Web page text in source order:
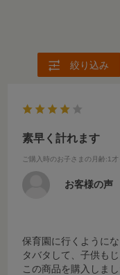
絞り込み
素早く計れます
ご購入時のお子さまの月齢:1才
お客様の声
保育園に行くように
タバタして、子供も
この商品を購入しま